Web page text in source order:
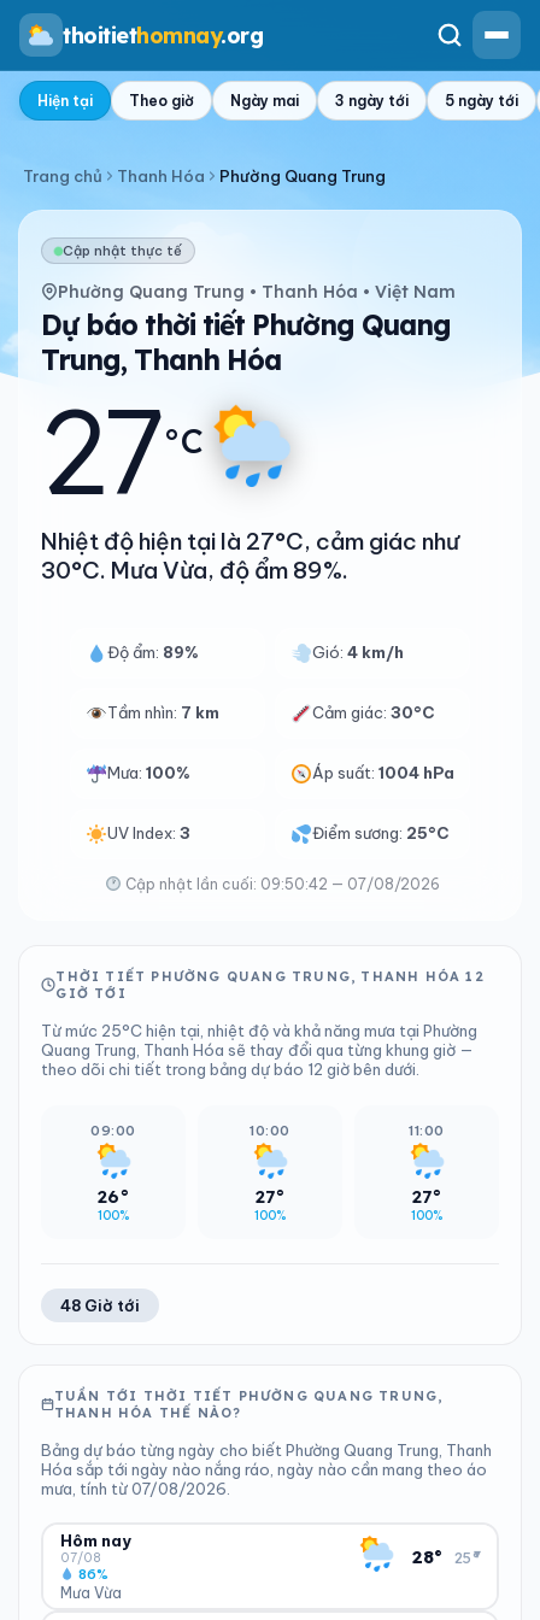
thoitiethomnay.org
Hiện tại Theo giờ Ngày mai 3 ngày tới 5 ngày tới
Trang chủ Thanh Hóa Phường Quang Trung
Cập nhật thực tế
Phường Quang Trung • Thanh Hóa • Việt Nam
Dự báo thời tiết Phường Quang
Trung, Thanh Hóa
27°C
Nhiệt độ hiện tại là 27°C, cảm giác như
30°C. Mưa Vừa, độ ẩm 89%.
Độ ẩm: 89% Gió:4 km/h
Tầm nhìn: 7 km Cảm giác:30°C
Mưa: 100% Áp suất:1004 hPa
UV Index: 3 Điểm sương: 25°C
Cập nhật lần cuối: 09:50:42 — 07/08/2026
THỜI TIẾT PHƯỜNG QUANG TRUNG, THANH HÓA 12
GIỜ TỚI
Từ mức 25°C hiện tại, nhiệt độ và khả năng mưa tại Phường
Quang Trung, Thanh Hóa sẽ thay đổi qua từng khung giờ —
theo dõi chi tiết trong bảng dự báo 12 giờ bên dưới.
09:00
26°
100%
10:00
27°
100%
11:00
27°
100%
48 Giờ tới
TUẦN TỚI THỜI TIẾT PHƯỜNG QUANG TRUNG,
THANH HÓA THẾ NÀO?
Bảng dự báo từng ngày cho biết Phường Quang Trung, Thanh
Hóa sắp tới ngày nào nắng ráo, ngày nào cần mang theo áo
mưa, tính từ 07/08/2026.
Hôm nay
07/08
Mưa Vừa
86%
28° 25°
▾